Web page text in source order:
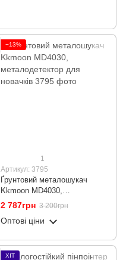
−13%
1
Артикул: 3795
Ґрунтовий металошукач
Kkmoon MD4030,
металодетектор для новачків
2 787грн 3 200грн
Оптові ціни
ХІТ